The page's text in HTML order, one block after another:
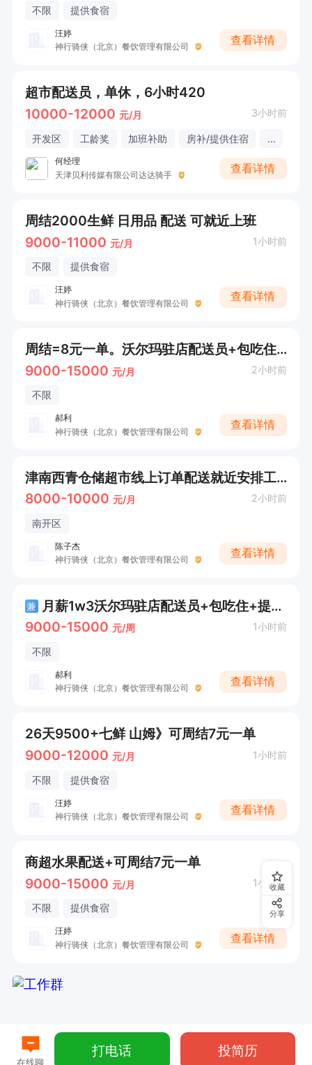
不限 提供食宿
汪婷
神行骑侠（北京）餐饮管理有限公司
查看详情
超市配送员，单休，6小时420
10000-12000 元/月 3小时前
开发区 工龄奖 加班补助 房补/提供住宿 ...
何经理
天津贝利传媒有限公司达达骑手
查看详情
周结2000生鲜 日用品 配送 可就近上班
9000-11000 元/月 1小时前
不限 提供食宿
汪婷
神行骑侠（北京）餐饮管理有限公司
查看详情
周结=8元一单。沃尔玛驻店配送员+包吃住+提供车
9000-15000 元/月 2小时前
不限
郝利
神行骑侠（北京）餐饮管理有限公司
查看详情
津南西青仓储超市线上订单配送就近安排工作时间自由每天300+收入，可以周结工资
8000-10000 元/月 2小时前
南开区
陈子杰
神行骑侠（北京）餐饮管理有限公司
查看详情
兼
月薪1w3沃尔玛驻店配送员+包吃住+提供车
9000-15000 元/周 1小时前
不限
郝利
神行骑侠（北京）餐饮管理有限公司
查看详情
26天9500+七鲜 山姆》可周结7元一单
9000-12000 元/月 1小时前
不限 提供食宿
汪婷
神行骑侠（北京）餐饮管理有限公司
查看详情
商超水果配送+可周结7元一单
9000-15000 元/月 1小时前
不限 提供食宿
汪婷
神行骑侠（北京）餐饮管理有限公司
查看详情
收藏
分享
在线聊
打电话 投简历